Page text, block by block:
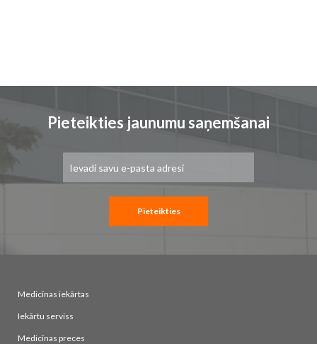
Pieteikties jaunumu saņemšanai
saņemšanai:
Pieteikties
Medicīnas iekārtas
Iekārtu serviss
Medicīnas preces